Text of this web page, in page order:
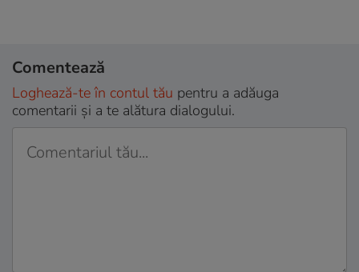
Comentează
Loghează-te în contul tău pentru a adăuga
comentarii și a te alătura dialogului.